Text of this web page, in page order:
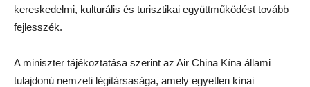
kereskedelmi, kulturális és turisztikai együttműködést tovább
fejlesszék.
A miniszter tájékoztatása szerint az Air China Kína állami
tulajdonú nemzeti légitársasága, amely egyetlen kínai